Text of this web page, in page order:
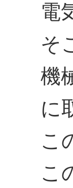
電
そ
機
に
こ
こ